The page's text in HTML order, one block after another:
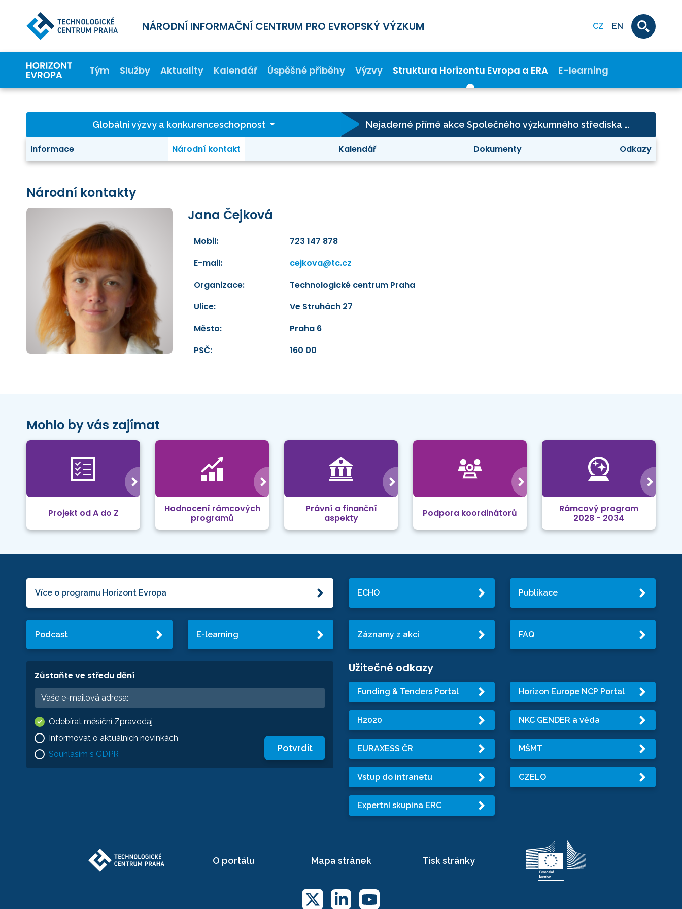
NÁRODNÍ INFORMAČNÍ CENTRUM PRO EVROPSKÝ VÝZKUM CZ EN
Tým Služby Aktuality Kalendář Úspěšné příběhy Výzvy Struktura Horizontu Evropa a ERA E-learning
Globální výzvy a konkurenceschopnost Nejaderné přímé akce Společného výzkumného střediska
Informace Národní kontakt Kalendář Dokumenty Odkazy
Národní kontakty
Jana Čejková
Mobil:
723 147 878
E-mail:
cejkova@tc.cz
Organizace:
Technologické centrum Praha
Ulice:
Ve Struhách 27
Město:
Praha 6
PSČ:
160 00
Mohlo by vás zajímat
Projekt od A do Z
Hodnocení rámcových
programů
Právní a finanční
aspekty
Podpora koordinátorů
Rámcový program
2028 - 2034
Více o programu Horizont Evropa
Podcast E-learning
Zůstaňte ve středu dění
Odebírat měsíční Zpravodaj
Informovat o aktuálních novinkách
Souhlasím s GDPR
Potvrdit
ECHO Publikace
Záznamy z akcí FAQ
Užitečné odkazy
Funding & Tenders Portal Horizon Europe NCP Portal
H2020 NKC GENDER a věda
EURAXESS ČR MŠMT
Vstup do intranetu CZELO
Expertní skupina ERC
O portálu Mapa stránek Tisk stránky